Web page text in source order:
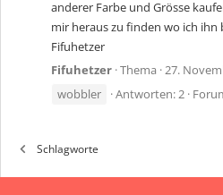
anderer Farbe und Grösse
mir heraus zu finden wo ich
Fifuhetzer
Fifuhetzer Thema 27.
wobbler
Antworten: 2
Schlagworte